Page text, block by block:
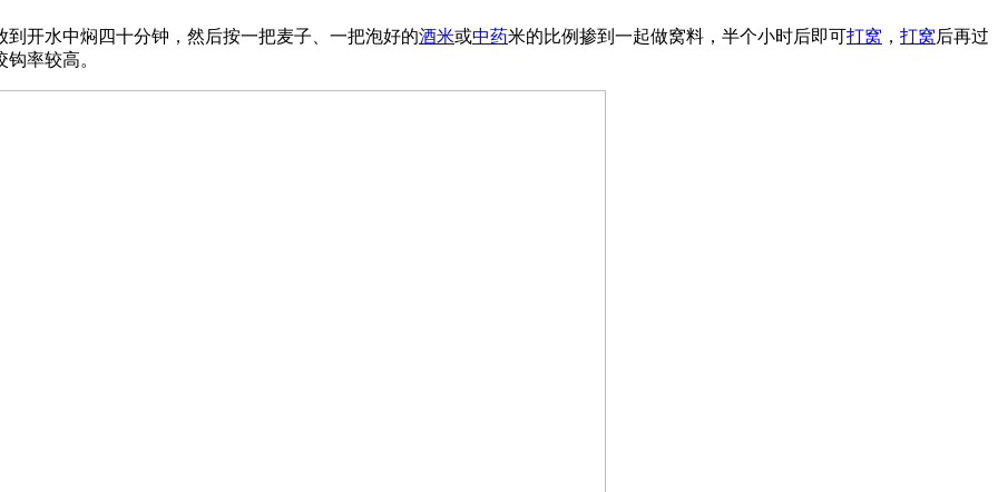
开水中焖四十分钟，然后按一把麦子、一把泡好的酒米或中药米的比例掺到一起做窝料，半个小时后即可打窝 ， 打窝后再过
率较高。